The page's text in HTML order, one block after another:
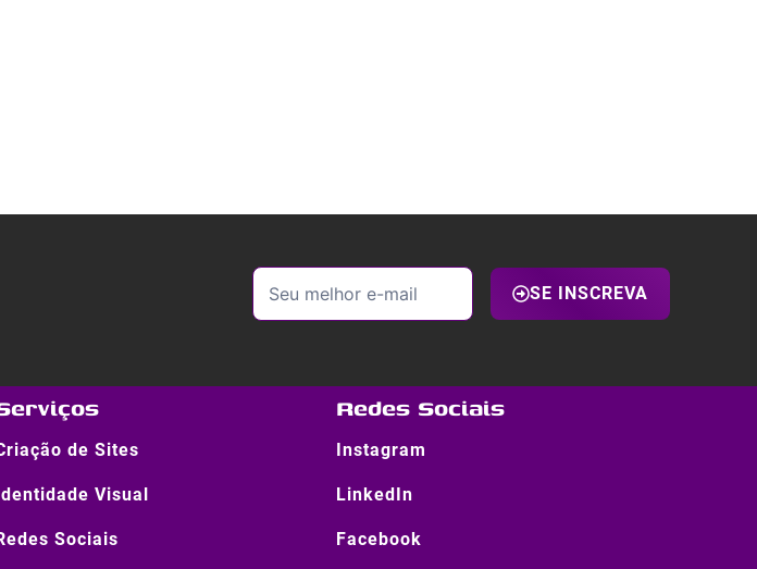
SE INSCREVA
de Sites
Visual
Sociais
Redes Sociais
Instagram
LinkedIn
Facebook